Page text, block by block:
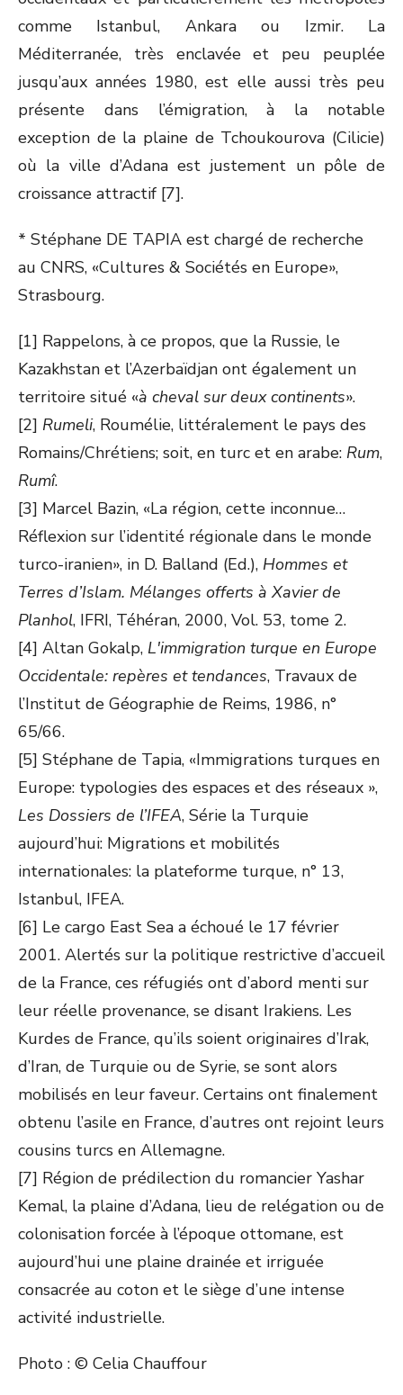
comme Istanbul, Ankara ou Izmir. La
Méditerranée, très enclavée et peu peuplée
jusqu’aux années 1980, est elle aussi très peu
présente dans l’émigration, à la notable
exception de la plaine de Tchoukourova (Cilicie)
où la ville d’Adana est justement un pôle de
croissance attractif [7].
* Stéphane DE TAPIA est chargé de recherche
au CNRS, «Cultures & Sociétés en Europe»,
Strasbourg.
[1] Rappelons, à ce propos, que la Russie, le
Kazakhstan et l’Azerbaïdjan ont également un
territoire situé «à cheval sur deux continents».
[2] Rumeli, Roumélie, littéralement le pays des
Romains/Chrétiens; soit, en turc et en arabe: Rum,
Rumî.
[3] Marcel Bazin, «La région, cette inconnue…
Réflexion sur l’identité régionale dans le monde
turco-iranien», in D. Balland (Ed.), Hommes et
Terres d’Islam. Mélanges offerts à Xavier de
Planhol, IFRI, Téhéran, 2000, Vol. 53, tome 2.
[4] Altan Gokalp, L'immigration turque en Europe
Occidentale: repères et tendances, Travaux de
l’Institut de Géographie de Reims, 1986, n°
65/66.
[5] Stéphane de Tapia, «Immigrations turques en
Europe: typologies des espaces et des réseaux »,
Les Dossiers de l’IFEA, Série la Turquie
aujourd’hui: Migrations et mobilités
internationales: la plateforme turque, n° 13,
Istanbul, IFEA.
[6] Le cargo East Sea a échoué le 17 février
2001. Alertés sur la politique restrictive d’accueil
de la France, ces réfugiés ont d’abord menti sur
leur réelle provenance, se disant Irakiens. Les
Kurdes de France, qu’ils soient originaires d’Irak,
d’Iran, de Turquie ou de Syrie, se sont alors
mobilisés en leur faveur. Certains ont finalement
obtenu l’asile en France, d’autres ont rejoint leurs
cousins turcs en Allemagne.
[7] Région de prédilection du romancier Yashar
Kemal, la plaine d’Adana, lieu de relégation ou de
colonisation forcée à l’époque ottomane, est
aujourd’hui une plaine drainée et irriguée
consacrée au coton et le siège d’une intense
activité industrielle.
Photo : © Celia Chauffour